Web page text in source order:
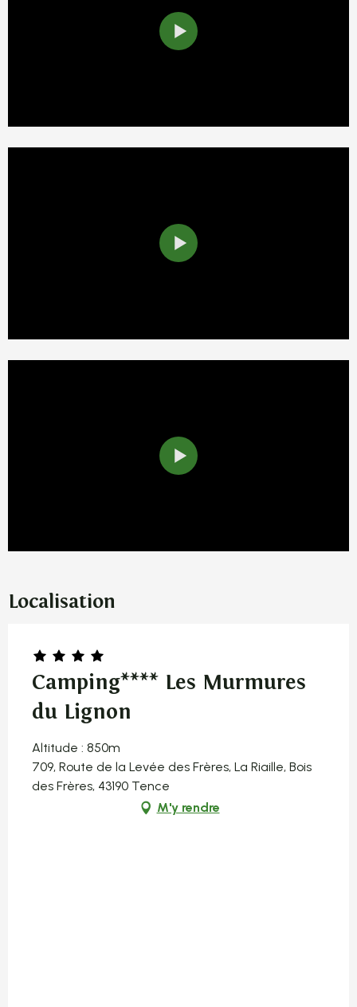
Localisation
Camping**** Les Murmures
du Lignon
Altitude : 850m
709, Route de la Levée des Frères, La Riaille, Bois
des Frères, 43190 Tence
M'y rendre